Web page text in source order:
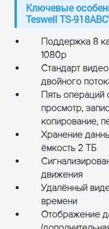
Ключевые
Teswell TS-
Поддержка 8
1080p
Стандарт
двойного
Пять операций
просмотр,
копирование,
Хранение
ёмкость 2 ТБ
движения
Удалённый
времени
Отображение
Сетевые
интерфейсы
Расширения